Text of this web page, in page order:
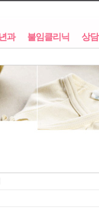
과 불임클리닉 상담